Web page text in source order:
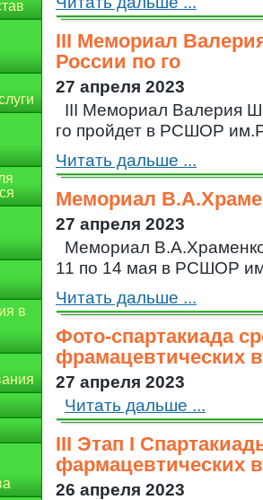
в
III Мемориал
России по го
27 апреля 2023
III Мемориал Валерия
го пройдет в РСШОР
Читать дальше ...
Мемориал
27 апреля 2023
Мемориал
11 по 14 мая в РСШОР
Читать дальше ...
Фото-спартакиада
фрамацевтических
27 апреля 2023
Читать дальше ...
III Этап I
фармацевтических
26 апреля 2023